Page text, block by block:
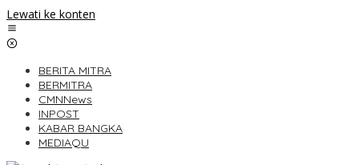
Lewati ke konten
BERITA MITRA
BERMITRA
CMNNews
INPOST
KABAR BANGKA
MEDIAQU